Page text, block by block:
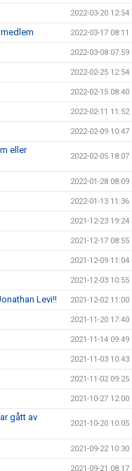
2022-03-20 12:54
2022-03-17 08:11
2022-03-08 07:59
2022-02-25 12:54
2022-02-15 08:40
2022-02-11 11:52
2022-02-09 10:47
eller
2022-02-05 18:07
2022-01-28 08:09
2022-01-13 11:36
2021-12-23 19:24
2021-12-17 08:55
2021-12-09 11:04
2021-12-03 10:55
Levi!! 2021-12-02 11:00
2021-11-20 17:40
2021-11-14 09:49
2021-11-03 10:43
2021-11-02 09:25
2021-10-27 12:00
gått av
2021-10-20 10:05
2021-09-22 10:30
2021-09-21 08:17